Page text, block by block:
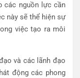
các nguồn lực cần
này sẽ thể hiện sự
việc tạo ra môi
và các lãnh đạo
động các phong